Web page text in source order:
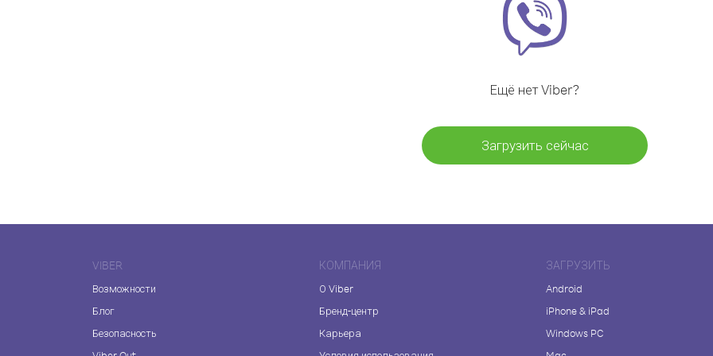
Ещё нет Viber?
Загрузить сейчас
VIBER
Возможности
Блог
Безопасность
КОМПАНИЯ
О Viber
Бренд-центр
Карьера
ЗАГРУЗИТЬ
Android
iPhone & iPad
Windows PC